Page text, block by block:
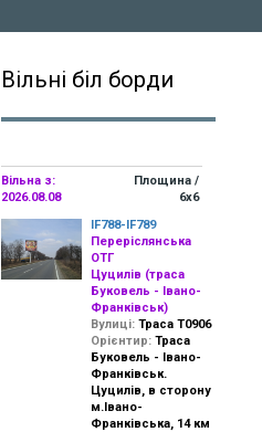
Вільні біл борди
Вільна з:
2026.08.08
Площина /
6х6
IF788-IF789
Переріслянська
ОТГ
Цуцилів (траса
Буковель - Івано-
Франківськ)
Вулиці: Траса Т0906
Орієнтир: Траса
Буковель - Івано-
Франківськ.
Цуцилів, в сторону
м.Івано-
Франківська, 14 км